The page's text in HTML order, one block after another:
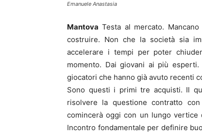
Emanuele Anastasia
Mantova Testa al mercato.
costruire. Non che la società sia
accelerare i tempi per poter
momento. Dai giovani ai più
giocatori che hanno già avuto recenti
Sono questi i primi tre acquisti. Il
risolvere la questione contratto
comincerà oggi con un lungo
Incontro fondamentale per definire